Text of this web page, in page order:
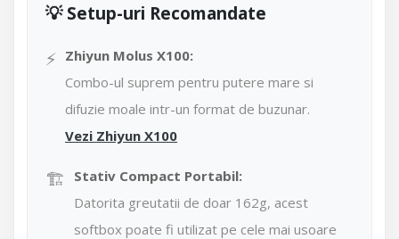
💡 Setup-uri Recomandate
⚡ Zhiyun Molus X100:
Combo-ul suprem pentru putere mare si
difuzie moale intr-un format de buzunar.
Vezi Zhiyun X100
🏗️
Stativ Compact Portabil:
Datorita greutatii de doar 162g, acest
softbox poate fi utilizat pe cele mai usoare